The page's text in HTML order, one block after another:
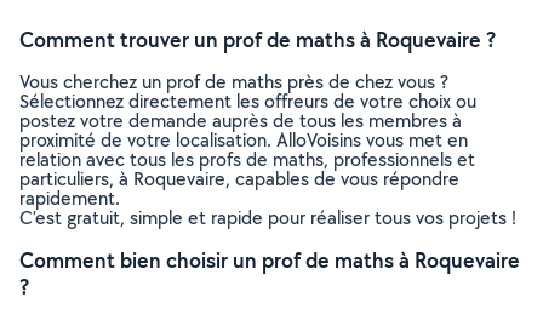
Comment trouver un prof de maths à Roquevaire ?
Vous cherchez un prof de maths près de chez vous ?
Sélectionnez directement les offreurs de votre choix ou
postez votre demande auprès de tous les membres à
proximité de votre localisation. AlloVoisins vous met en
relation avec tous les profs de maths, professionnels et
particuliers, à Roquevaire, capables de vous répondre
rapidement.
C’est gratuit, simple et rapide pour réaliser tous vos projets !
Comment bien choisir un prof de maths à Roquevaire
?